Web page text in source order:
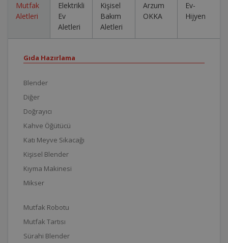
Mutfak
Aletleri
Elektrikli
Ev
Aletleri
Kişisel
Bakım
Aletleri
Arzum
OKKA
Ev-
Hijyen
Gıda Hazırlama
Blender
Diğer
Doğrayıcı
Kahve Öğütücü
Katı Meyve Sıkacağı
Kişisel Blender
Kıyma Makinesi
Mikser
Mutfak Robotu
Mutfak Tartısı
Sürahi Blender